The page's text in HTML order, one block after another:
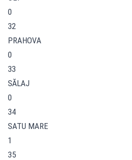
0
32
PRAHOVA
0
33
SĂLAJ
0
34
SATU MARE
1
35